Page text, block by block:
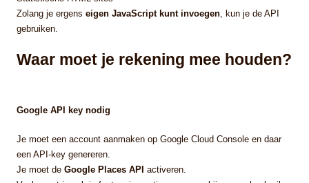
Zolang je ergens eigen JavaScript kunt invoegen , kun je de API
gebruiken.
Waar moet je rekening mee houden?
Google API key nodig
Je moet een account aanmaken op Google Cloud Console en daar
een API-key genereren.
Je moet de Google Places API activeren.